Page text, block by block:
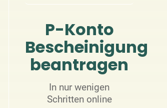
P-Konto
Bescheinigung
beantragen
In nur wenigen
Schritten online